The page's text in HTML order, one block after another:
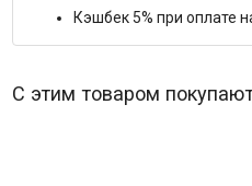
Кэшбек 5% при оплате
С этим товаром